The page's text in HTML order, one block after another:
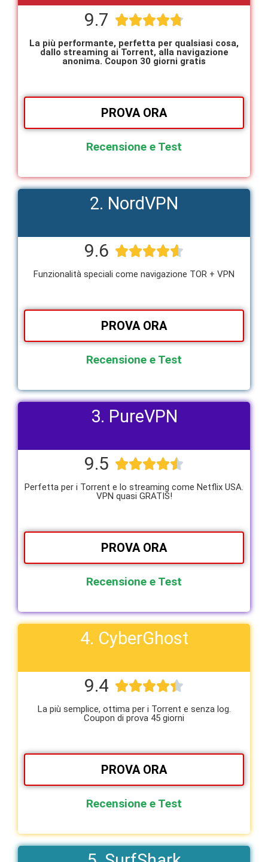
9.7 
La più performante, perfetta per qualsiasi cosa,
dallo streaming ai Torrent, alla navigazione
anonima. Coupon 30 giorni gratis
PROVA ORA
Recensione e Test
2. NordVPN
9.6 
Funzionalità speciali come navigazione TOR + VPN
PROVA ORA
Recensione e Test
3. PureVPN
9.5 
Perfetta per i Torrent e lo streaming come Netflix USA.
VPN quasi GRATIS!
PROVA ORA
Recensione e Test
4. CyberGhost
9.4 
La più semplice, ottima per i Torrent e senza log.
Coupon di prova 45 giorni
PROVA ORA
Recensione e Test